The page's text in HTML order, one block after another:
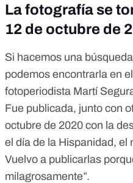
La fotografía se
12 de octubre de
Si hacemos una
podemos encontrarla en
fotoperiodista Martí
Fue publicada, junto con
octubre de 2020 con la
el día de la Hispanidad, el
Vuelvo a publicarlas
milagrosamente”.